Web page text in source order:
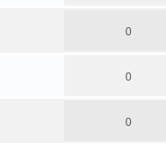
0
0
0